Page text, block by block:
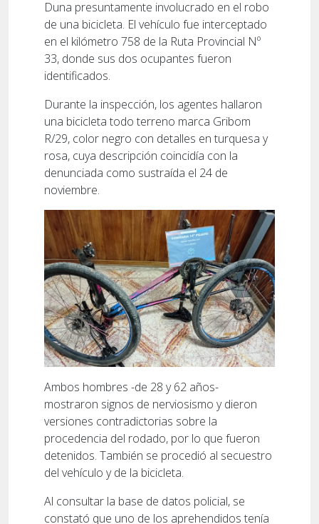
Duna presuntamente involucrado en el robo
de una bicicleta. El vehículo fue interceptado
en el kilómetro 758 de la Ruta Provincial Nº
33, donde sus dos ocupantes fueron
identificados.
Durante la inspección, los agentes hallaron
una bicicleta todo terreno marca Gribom
R/29, color negro con detalles en turquesa y
rosa, cuya descripción coincidía con la
denunciada como sustraída el 24 de
noviembre.
Ambos hombres -de 28 y 62 años-
mostraron signos de nerviosismo y dieron
versiones contradictorias sobre la
procedencia del rodado, por lo que fueron
detenidos. También se procedió al secuestro
del vehículo y de la bicicleta.
Al consultar la base de datos policial, se
constató que uno de los aprehendidos tenía